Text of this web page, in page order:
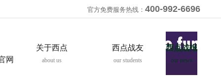
官方免费服务热线： 400-992-6696
网
关于西点
about us
西点战友
our students
西点战报
our news